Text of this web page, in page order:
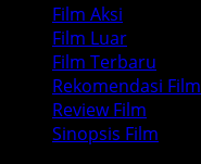
Film Aksi
Film Luar
Film Terbaru
Rekomendasi Film
Review Film
Sinopsis Film